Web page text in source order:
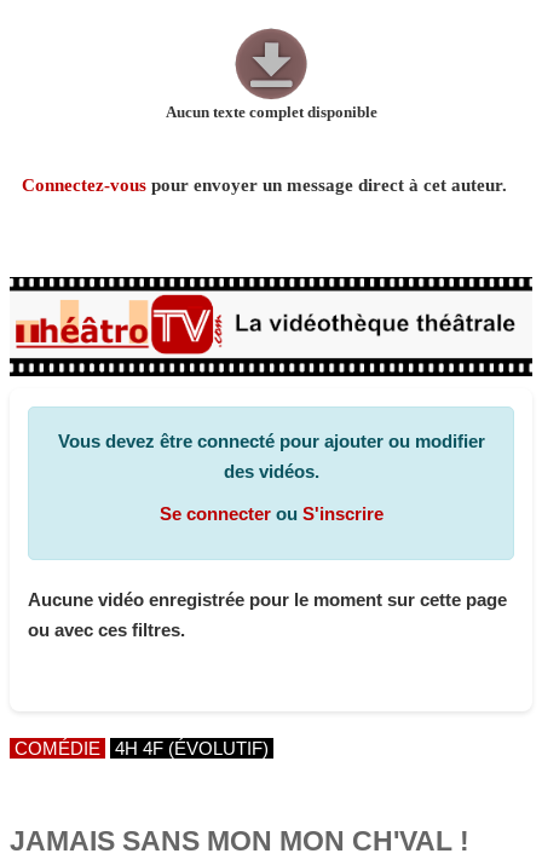
Aucun texte complet disponible
Connectez-vous pour envoyer un message direct à cet auteur.
Vous devez être connecté pour ajouter ou modifier
des vidéos.
Se connecterou S'inscrire
Aucune vidéo enregistrée pour le moment sur cette page
ou avec ces filtres.
COMÉDIE 4H 4F (ÉVOLUTIF)
JAMAIS SANS MON MON CH'VAL !